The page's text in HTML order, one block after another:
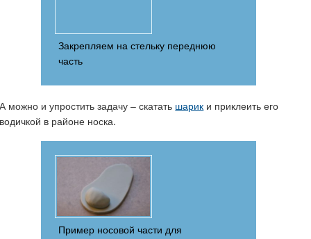
Закрепляем на стельку переднюю
часть
А можно и упростить задачу – скатать шарик и приклеить его
водичкой в районе носка.
Пример носовой части для